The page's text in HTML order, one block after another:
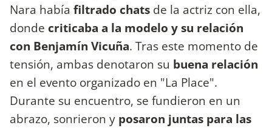
Nara había filtrado chats de la actriz con ella,
donde criticaba a la modelo y su relación
con Benjamín Vicuña. Tras este momento de
tensión, ambas denotaron su buena relación
en el evento organizado en "La Place".
Durante su encuentro, se fundieron en un
abrazo, sonrieron y posaron juntas para las